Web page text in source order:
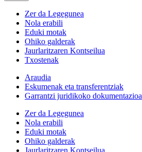
Zer da Legegunea
Nola erabili
Eduki motak
Ohiko galderak
Jaurlaritzaren Kontseilua
Txostenak
Araudia
Eskumenak eta transferentziak
Garrantzi juridikoko dokumentazioa
Zer da Legegunea
Nola erabili
Eduki motak
Ohiko galderak
Jaurlaritzaren Kontseilua